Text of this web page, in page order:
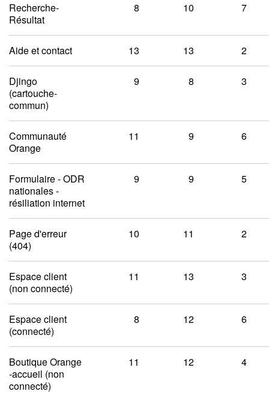
Recherche-
Résultat
8 10 7
Aide et contact 13 13 2
Djingo
(cartouche-
commun)
9 8 3
Communauté
Orange
11 9 6
Formulaire - ODR
nationales -
résiliation internet
9 9 5
Page d'erreur
(404)
10 11 2
Espace client
(non connecté)
11 13 3
Espace client
(connecté)
8 12 6
Boutique Orange
-accueil (non
connecté)
11 12 4